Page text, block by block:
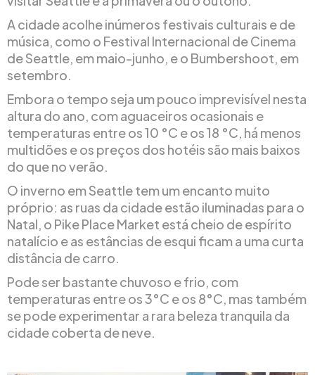
A cidade acolhe inúmeros festivais culturais e de
música, como o Festival Internacional de Cinema
de Seattle, em maio-junho, e o Bumbershoot, em
setembro.
Embora o tempo seja um pouco imprevisível nesta
altura do ano, com aguaceiros ocasionais e
temperaturas entre os 10 °C e os 18 °C, há menos
multidões e os preços dos hotéis são mais baixos
do que no verão.
O inverno em Seattle tem um encanto muito
próprio: as ruas da cidade estão iluminadas para o
Natal, o Pike Place Market está cheio de espírito
natalício e as estâncias de esqui ficam a uma curta
distância de carro.
Pode ser bastante chuvoso e frio, com
temperaturas entre os 3°C e os 8°C, mas também
se pode experimentar a rara beleza tranquila da
cidade coberta de neve.